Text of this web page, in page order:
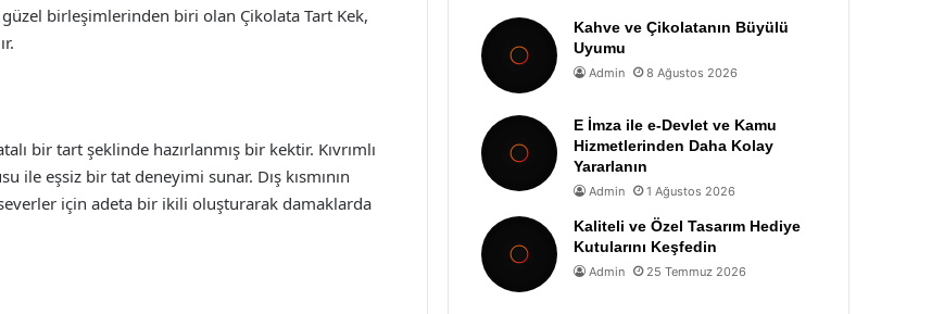
birleşimlerinden biri olan Çikolata Tart Kek,
bir tart şeklinde hazırlanmış bir kektir. Kıvrımlı
eşsiz bir tat deneyimi sunar. Dış kısmının
severler için adeta bir ikili oluşturarak damaklarda
Kahve ve Çikolatanın Büyülü
Uyumu
Admin 8 Ağustos 2026
E İmza ile e-Devlet ve Kamu
Hizmetlerinden Daha Kolay
Yararlanın
Admin 1 Ağustos 2026
Kaliteli ve Özel Tasarım Hediye
Kutularını Keşfedin
Admin 25 Temmuz 2026